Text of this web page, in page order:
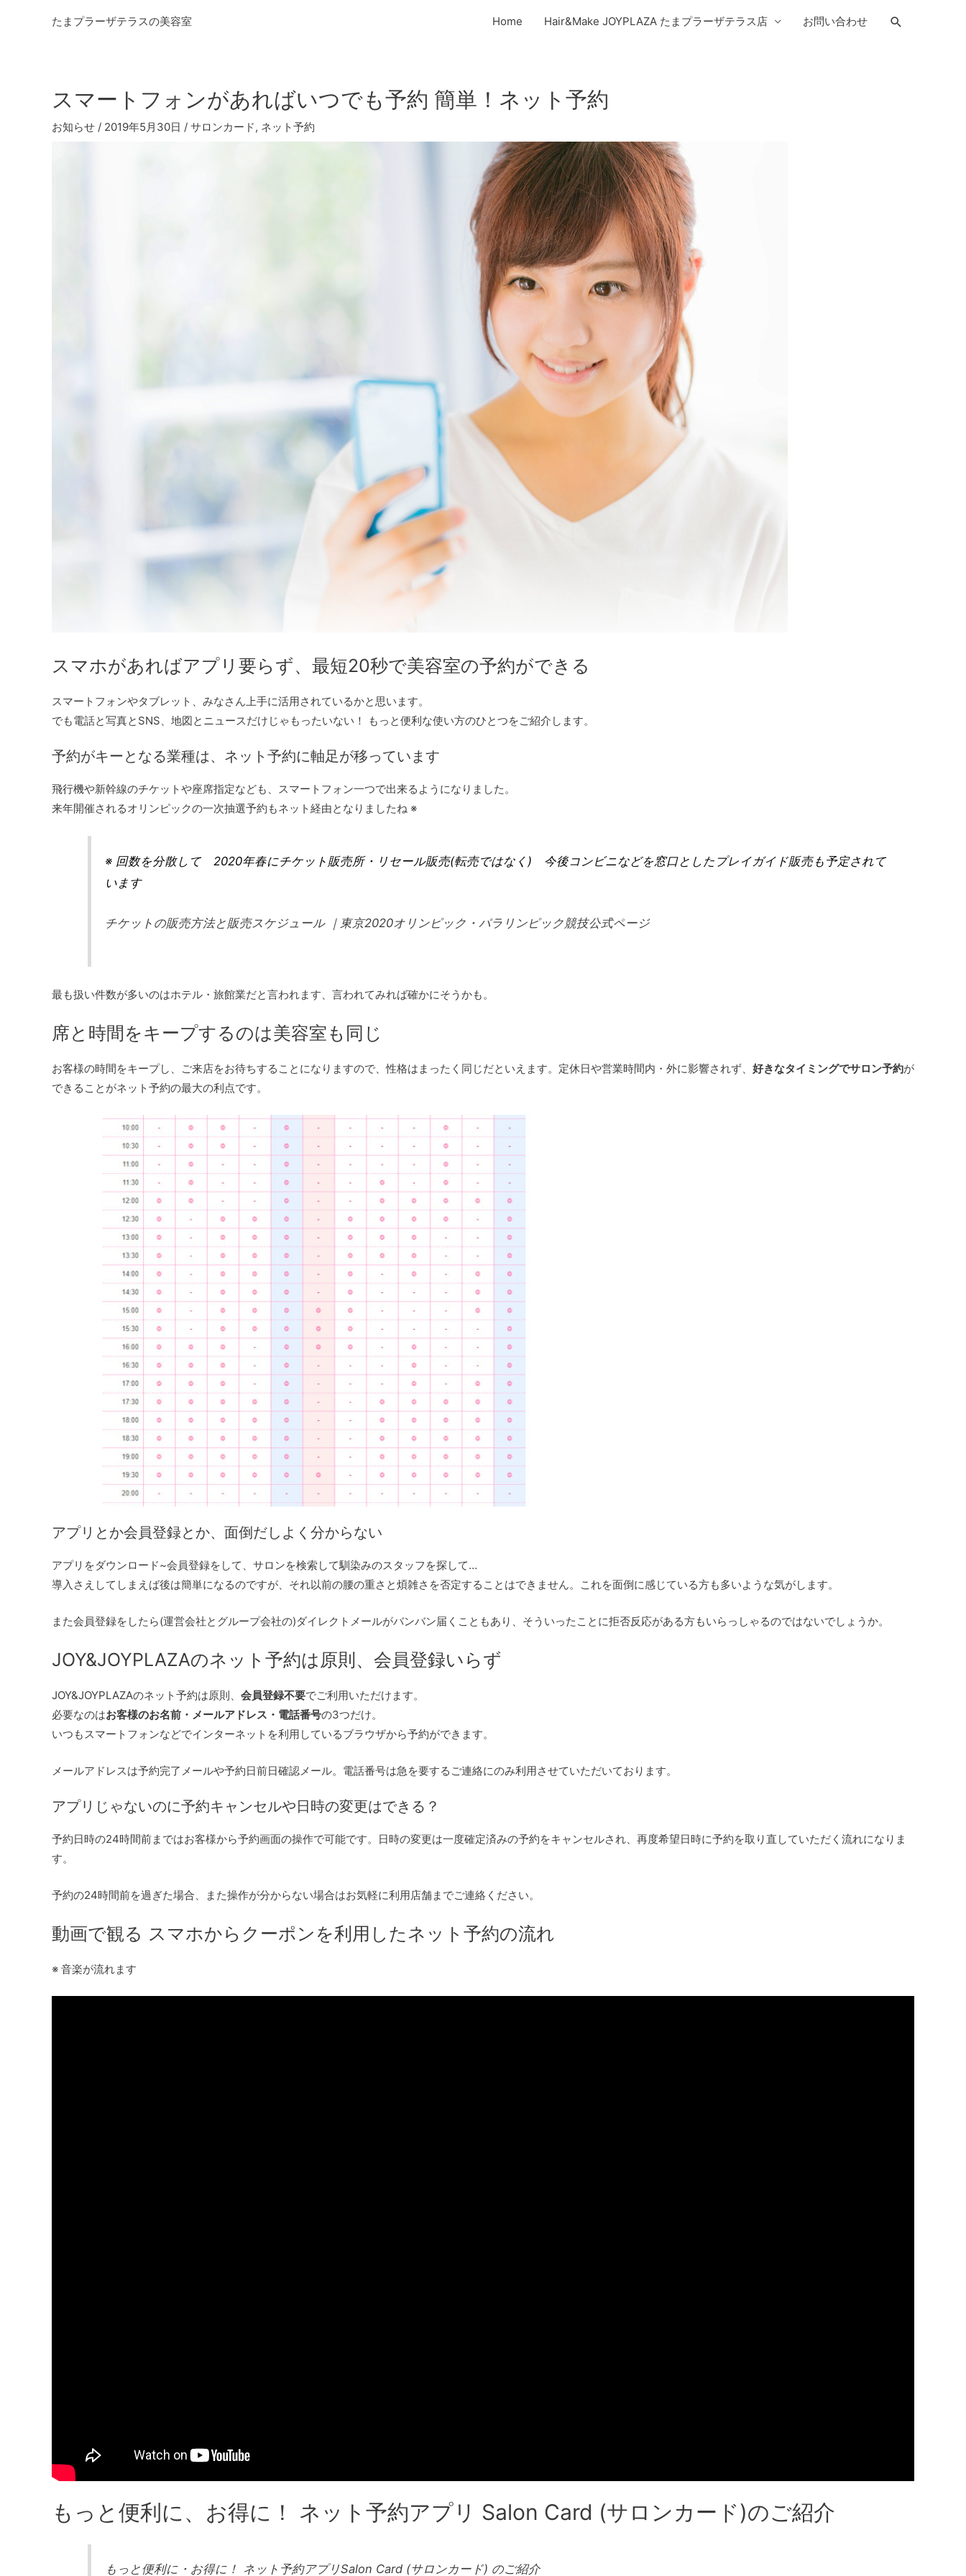
たまプラーザテラスの美容室 Home Hair&Make JOYPLAZA たまプラーザテラス店 お問い合わせ 検
スマートフォンがあればいつでも予約 簡単！ネット予約
お知らせ / 2019年5月30日 / サロンカード, ネット予約
スマホがあればアプリ要らず、最短20秒で美容室の予約ができる
スマートフォンやタブレット、みなさん上手に活用されているかと思います。
でも電話と写真とSNS、地図とニュースだけじゃもったいない！ もっと便利な使い方のひとつをご紹介します。
予約がキーとなる業種は、ネット予約に軸足が移っています
飛行機や新幹線のチケットや座席指定なども、スマートフォン一つで出来るようになりました。
来年開催されるオリンピックの一次抽選予約もネット経由となりましたね ※
※ 回数を分散して 2020年春にチケット販売所・リセール販売(転売ではなく) 今後コンビニなどを窓口としたプレイガイド販売も予定されて
います
チケットの販売方法と販売スケジュール ｜東京2020オリンピック・パラリンピック競技公式ページ
最も扱い件数が多いのはホテル・旅館業だと言われます、言われてみれば確かにそうかも。
席と時間をキープするのは美容室も同じ
お客様の時間をキープし、ご来店をお待ちすることになりますので、性格はまったく同じだといえます。定休日や営業時間内・外に影響されず、 好きなタイミングでサロン予約が
できることがネット予約の最大の利点です。
アプリとか会員登録とか、面倒だしよく分からない
アプリをダウンロード~会員登録をして、サロンを検索して馴染みのスタッフを探して…
導入さえしてしまえば後は簡単になるのですが、それ以前の腰の重さと煩雑さを否定することはできません。これを面倒に感じている方も多いような気がします。
また会員登録をしたら(運営会社とグループ会社の)ダイレクトメールがバンバン届くこともあり、そういったことに拒否反応がある方もいらっしゃるのではないでしょうか。
JOY&JOYPLAZAのネット予約は原則、会員登録いらず
JOY&JOYPLAZAのネット予約は原則、 会員登録不要でご利用いただけます。
必要なのはお客様のお名前・メールアドレス・電話番号の3つだけ。
いつもスマートフォンなどでインターネットを利用しているブラウザから予約ができます。
メールアドレスは予約完了メールや予約日前日確認メール。電話番号は急を要するご連絡にのみ利用させていただいております。
アプリじゃないのに予約キャンセルや日時の変更はできる？
予約日時の24時間前まではお客様から予約画面の操作で可能です。日時の変更は一度確定済みの予約をキャンセルされ、再度希望日時に予約を取り直していただく流れになりま
す。
予約の24時間前を過ぎた場合、また操作が分からない場合はお気軽に利用店舗までご連絡ください。
動画で観る スマホからクーポンを利用したネット予約の流れ
※ 音楽が流れます
もっと便利に、お得に！ ネット予約アプリ Salon Card (サロンカード)のご紹介
もっと便利に・お得に！ ネット予約アプリSalon Card (サロンカード) のご紹介